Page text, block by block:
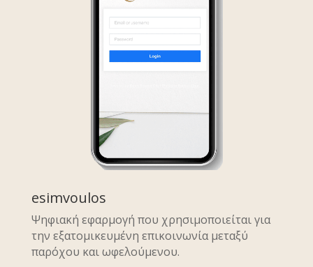
esimvoulos
Ψηφιακή εφαρμογή που χρησιμοποιείται για
την εξατομικευμένη επικοινωνία μεταξύ
παρόχου και ωφελούμενου.